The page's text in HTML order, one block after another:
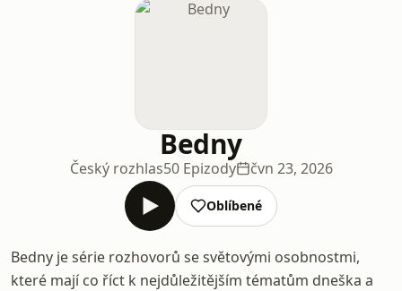
Bedny
Český rozhlas50 Epizody čvn 23, 2026
Oblíbené
Bedny je série rozhovorů se světovými osobnostmi,
které mají co říct k nejdůležitějším tématům dneška a